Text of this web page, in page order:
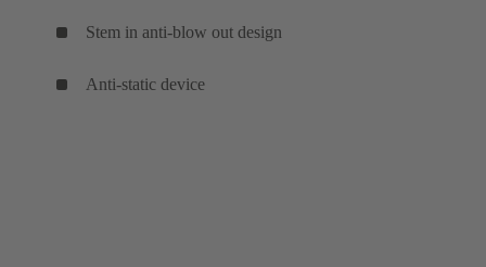
Stem in anti-blow out design
Anti-static device